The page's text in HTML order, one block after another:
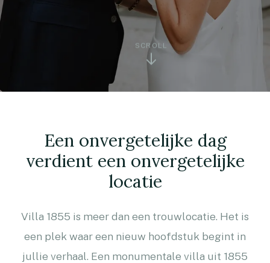
SCROLL
Een onvergetelijke dag
verdient een onvergetelijke
locatie
Villa 1855 is meer dan een trouwlocatie. Het is
een plek waar een nieuw hoofdstuk begint in
jullie verhaal. Een monumentale villa uit 1855